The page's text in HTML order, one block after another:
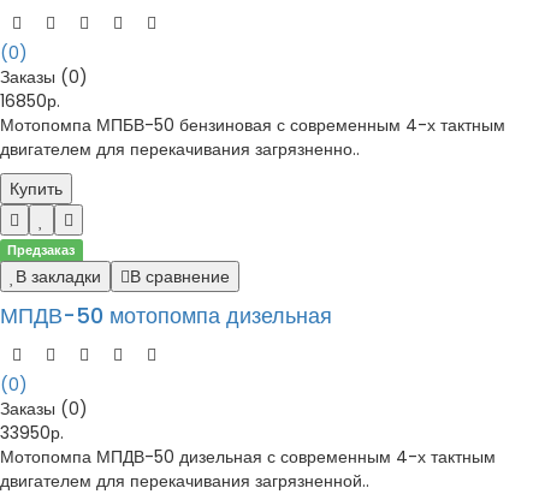
(0)
Заказы (0)
16850р.
Мотопомпа МПБВ-50 бензиновая с современным 4-х тактным
двигателем для перекачивания загрязненно..
Купить
Предзаказ
В закладки В сравнение
МПДВ-50 мотопомпа дизельная
(0)
Заказы (0)
33950р.
Мотопомпа МПДВ-50 дизельная с современным 4-х тактным
двигателем для перекачивания загрязненной..